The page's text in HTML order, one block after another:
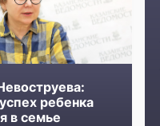
ребенка
в семье